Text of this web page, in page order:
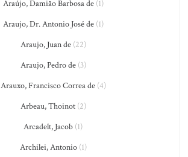
Araújo, Damião Barbosa de(1)
Araujo, Dr. Antonio José de(1)
Araujo, Juan de(22)
Araujo, Pedro de(3)
Arauxo, Francisco Correa de(4)
Arbeau, Thoinot(2)
Arcadelt, Jacob (1)
Archilei, Antonio(1)